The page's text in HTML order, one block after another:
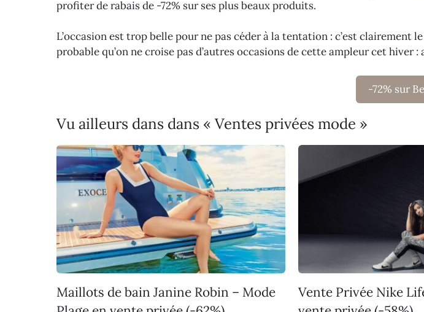
profiter de rabais de -72% sur ses plus beaux produits.
L’occasion est trop belle pour ne pas céder à la tentation : c’est
probable qu’on ne croise pas d’autres occasions de cette ampleur cet hiver :
-72% sur
Vu ailleurs dans dans « Ventes privées mode »
Maillots de bain Janine Robin – Mode
Vente Privée Nike